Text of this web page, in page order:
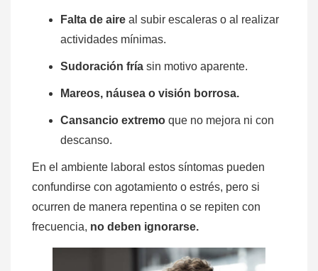
Falta de aire al subir escaleras o al realizar
actividades mínimas.
Sudoración fría sin motivo aparente.
Mareos, náusea o visión borrosa.
Cansancio extremo que no mejora ni con
descanso.
En el ambiente laboral estos síntomas pueden
confundirse con agotamiento o estrés, pero si
ocurren de manera repentina o se repiten con
frecuencia, no deben ignorarse.